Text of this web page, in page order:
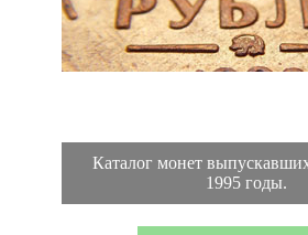
Каталог монет
1995 годы.